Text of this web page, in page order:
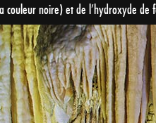
couleur noire) et de l’hydroxyde